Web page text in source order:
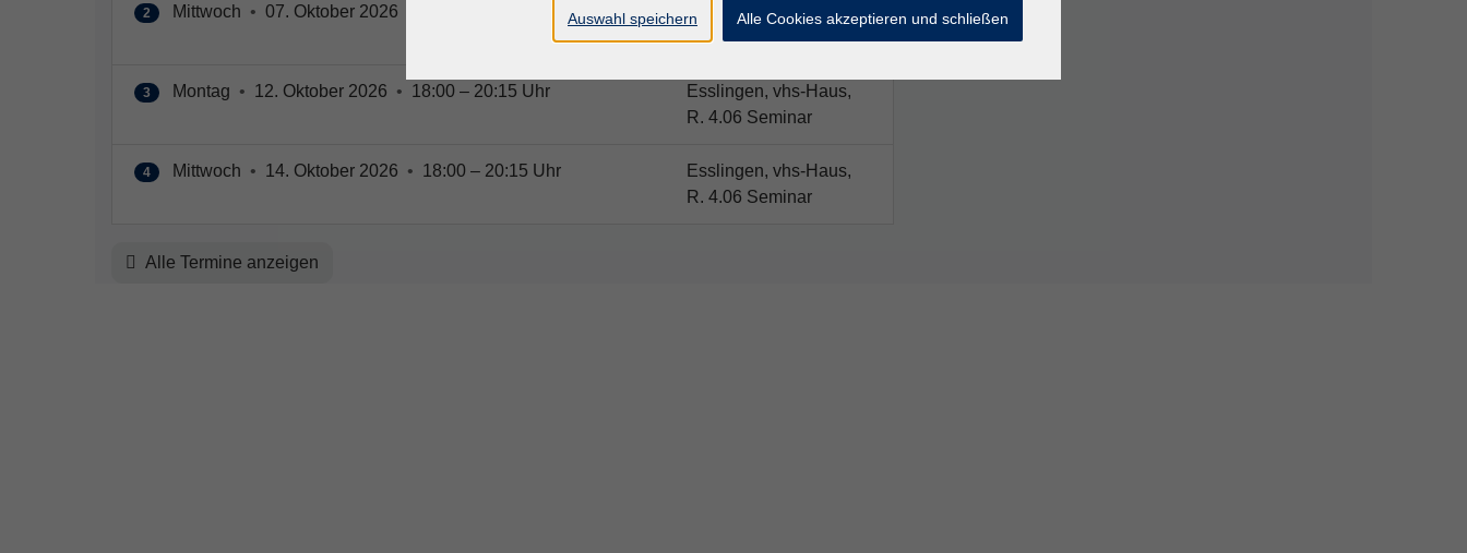
2 Mittwoch • 07. Oktober 2026
Esslingen, vhs-Haus,
R. 4.06 Seminar
3 Montag • 12. Oktober 2026 • 18:00 – 20:15 Uhr
Esslingen, vhs-Haus,
R. 4.06 Seminar
4 Mittwoch • 14. Oktober 2026 • 18:00 – 20:15 Uhr
Esslingen, vhs-Haus,
R. 4.06 Seminar
Alle Termine anzeigen
Auswahl speichern Alle Cookies akzeptieren und schließen